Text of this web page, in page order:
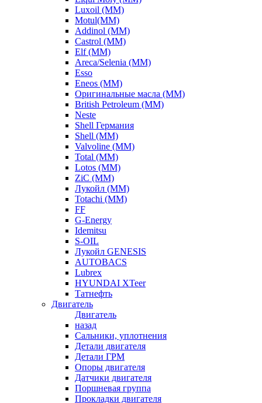
Luxoil (ММ)
Motul(ММ)
Addinol (ММ)
Castrol (ММ)
Elf (ММ)
Areca/Selenia (ММ)
Esso
Eneos (ММ)
Оригинальные масла (ММ)
British Petroleum (ММ)
Neste
Shell Германия
Shell (ММ)
Valvoline (ММ)
Total (ММ)
Lotos (ММ)
ZiC (ММ)
Лукойл (ММ)
Totachi (MM)
FF
G-Energy
Idemitsu
S-OIL
Лукойл GENESIS
AUTOBACS
Lubrex
HYUNDAI XTeer
Татнефть
Двигатель
Двигатель
назад
Сальники, уплотнения
Детали двигателя
Детали ГРМ
Опоры двигателя
Датчики двигателя
Поршневая группа
Прокладки двигателя